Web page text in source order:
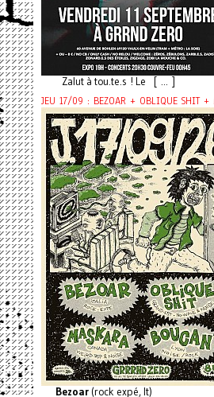
Zalut à tou.te.s ! Le [ ... ]
JEU 17/09 : BEZOAR + OBLIQUE SHIT +
Bezoar(rock expé, It)